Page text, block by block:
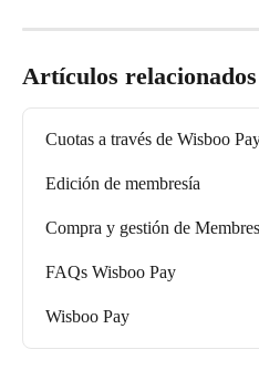
Artículos relacionados
Cuotas a través de Wisboo
Edición de membresía
Compra y gestión de
FAQs Wisboo Pay
Wisboo Pay